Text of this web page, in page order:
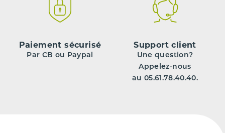
Paiement sécurisé
Par CB ou Paypal
Support client
Une question?
Appelez-nous
au 05.61.78.40.40.